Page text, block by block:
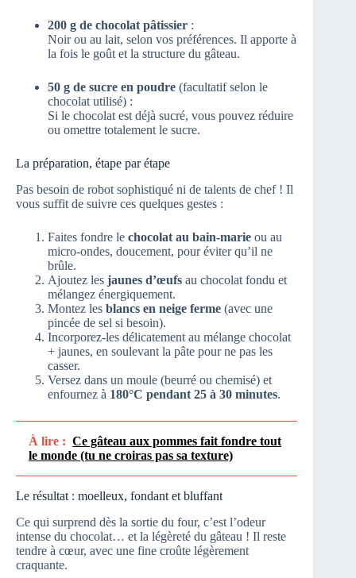
200 g de chocolat pâtissier :
Noir ou au lait, selon vos préférences. Il apporte à
la fois le goût et la structure du gâteau.
50 g de sucre en poudre (facultatif selon le
chocolat utilisé) :
Si le chocolat est déjà sucré, vous pouvez réduire
ou omettre totalement le sucre.
La préparation, étape par étape
Pas besoin de robot sophistiqué ni de talents de chef ! Il
vous suffit de suivre ces quelques gestes :
Faites fondre le chocolat au bain-marie ou au
micro-ondes, doucement, pour éviter qu’il ne
brûle.
Ajoutez les jaunes d’œufs au chocolat fondu et
mélangez énergiquement.
Montez les blancs en neige ferme (avec une
pincée de sel si besoin).
Incorporez-les délicatement au mélange chocolat
+ jaunes, en soulevant la pâte pour ne pas les
casser.
Versez dans un moule (beurré ou chemisé) et
enfournez à 180°C pendant 25 à 30 minutes.
À lire : Ce gâteau aux pommes fait fondre tout
le monde (tu ne croiras pas sa texture)
Le résultat : moelleux, fondant et bluffant
Ce qui surprend dès la sortie du four, c’est l’odeur
intense du chocolat… et la légèreté du gâteau ! Il reste
tendre à cœur, avec une fine croûte légèrement
craquante.